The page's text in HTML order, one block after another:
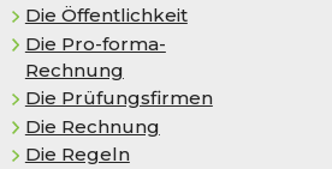
Die Öffentlichkeit
Die Pro-forma-
Rechnung
Die Prüfungsfirmen
Die Rechnung
Die Regeln